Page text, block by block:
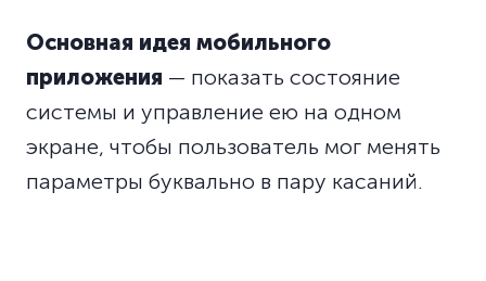
Основная идея мобильного
приложения — показать состояние
системы и управление ею на одном
экране, чтобы пользователь мог менять
параметры буквально в пару касаний.